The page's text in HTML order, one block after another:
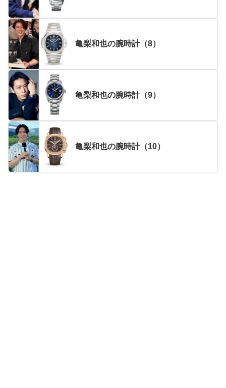
亀梨和也の腕時計（8）
亀梨和也の腕時計（9）
亀梨和也の腕時計（10）